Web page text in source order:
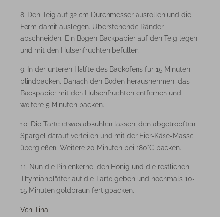
Den Teig auf 32 cm Durchmesser ausrollen und die
Form damit auslegen. Überstehende Ränder
abschneiden. Ein Bogen Backpapier auf den Teig legen
und mit den Hülsenfrüchten befüllen.
In der unteren Hälfte des Backofens für 15 Minuten
blindbacken. Danach den Boden herausnehmen, das
Backpapier mit den Hülsenfrüchten entfernen und
weitere 5 Minuten backen.
Die Tarte etwas abkühlen lassen, den abgetropften
Spargel darauf verteilen und mit der Eier-Käse-Masse
übergießen. Weitere 20 Minuten bei 180°C backen.
Nun die Pinienkerne, den Honig und die restlichen
Thymianblätter auf die Tarte geben und nochmals 10-
15 Minuten goldbraun fertigbacken.
Von Tina